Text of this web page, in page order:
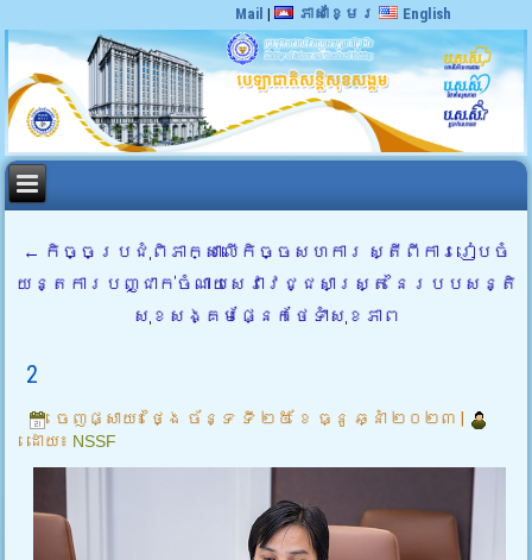
Mail | ភាសាខ្មែរ English
← កិច្ចប្រជុំពិភាក្សាលើកិច្ចសហការ ស្តីពីការរៀបចំ
យន្តការបញ្ជាក់ចំណាយសេវាវេជ្ជសាស្ត្រ នៃរបបសន្តិ
សុខសង្គមផ្នែកថែទាំសុខភាព
2
ចេញផ្សាយ៖ ថ្ងៃ ច័ន្ទ ទី ២៥ ខែ ធ្នូ ឆ្នាំ ២០២៣
ដោយ៖ NSSF